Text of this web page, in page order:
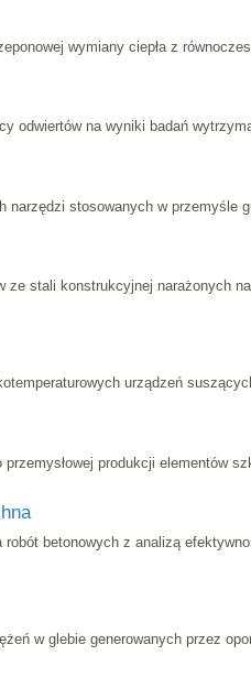
wymiany ciepła z
odwiertów na wyniki badań
narzędzi stosowanych w przemyśle
ze stali konstrukcyjnej narażonych
urządzeń
produkcji elementów
robót betonowych z analizą
w glebie generowanych przez